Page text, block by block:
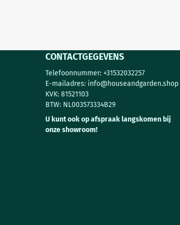
CONTACTGEGEVENS
Telefoonnummer: +31532032257
E-mailadres: info@houseandgarden.shop
KVK: 81521103
BTW: NL003573334B29
U kunt ook op afspraak langskomen bij
onze showroom!